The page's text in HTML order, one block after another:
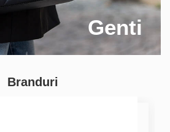
Genti
Branduri